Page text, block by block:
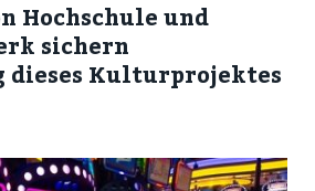
Hochschule und
sichern
dieses Kulturprojektes